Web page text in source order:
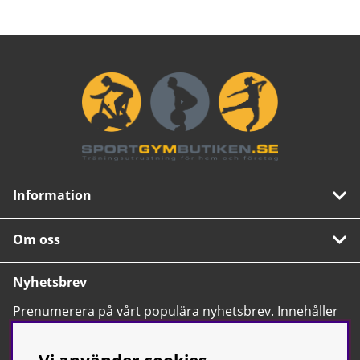
Information
Om oss
Nyhetsbrev
Prenumerera på vårt populära nyhetsbrev. Innehåller
tips, nyheter och våra allra bästa erbjudanden.